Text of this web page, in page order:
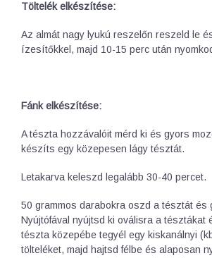
Töltelék elkészítése:
Az almát nagy lyukú reszelőn reszeld le
ízesítőkkel, majd 10-15 perc után
Fánk elkészítése:
A tészta hozzávalóit mérd ki és gyors
készíts egy közepesen lágy tésztát.
Letakarva keleszd legalább 30-40 percet.
50 grammos darabokra oszd a tésztát és
Nyújtófával nyújtsd ki oválisra a tésztákat
tészta közepébe tegyél egy kiskanálnyi
tölteléket, majd hajtsd félbe és alaposan